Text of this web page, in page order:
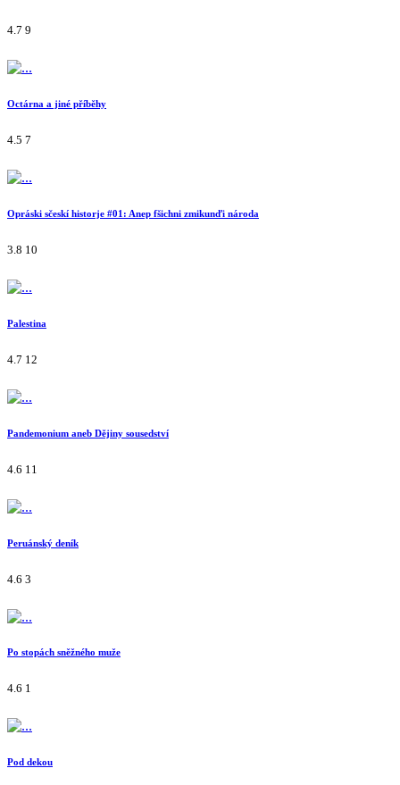
4.7 9
Octárna a jiné příběhy
4.5 7
Opráski sčeskí historje #01: Anep fšichni zmikunďi národa
3.8 10
Palestina
4.7 12
Pandemonium aneb Dějiny sousedství
4.6 11
Peruánský deník
4.6 3
Po stopách sněžného muže
4.6 1
Pod dekou